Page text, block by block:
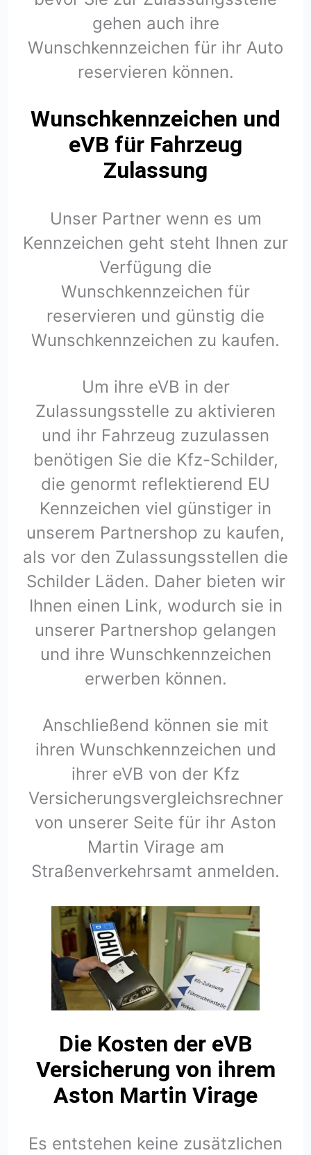
gehen auch ihre
Wunschkennzeichen für ihr Auto
reservieren können.
Wunschkennzeichen und
eVB für Fahrzeug
Zulassung
Unser Partner wenn es um
Kennzeichen geht steht Ihnen zur
Verfügung die
Wunschkennzeichen für
reservieren und günstig die
Wunschkennzeichen zu kaufen.
Um ihre eVB in der
Zulassungsstelle zu aktivieren
und ihr Fahrzeug zuzulassen
benötigen Sie die Kfz-Schilder,
die genormt reflektierend EU
Kennzeichen viel günstiger in
unserem Partnershop zu kaufen,
als vor den Zulassungsstellen die
Schilder Läden. Daher bieten wir
Ihnen einen Link, wodurch sie in
unserer Partnershop gelangen
und ihre Wunschkennzeichen
erwerben können.
Anschließend können sie mit
ihren Wunschkennzeichen und
ihrer eVB von der Kfz
Versicherungsvergleichsrechner
von unserer Seite für ihr Aston
Martin Virage am
Straßenverkehrsamt anmelden.
Die Kosten der eVB
Versicherung von ihrem
Aston Martin Virage
Es entstehen keine zusätzlichen